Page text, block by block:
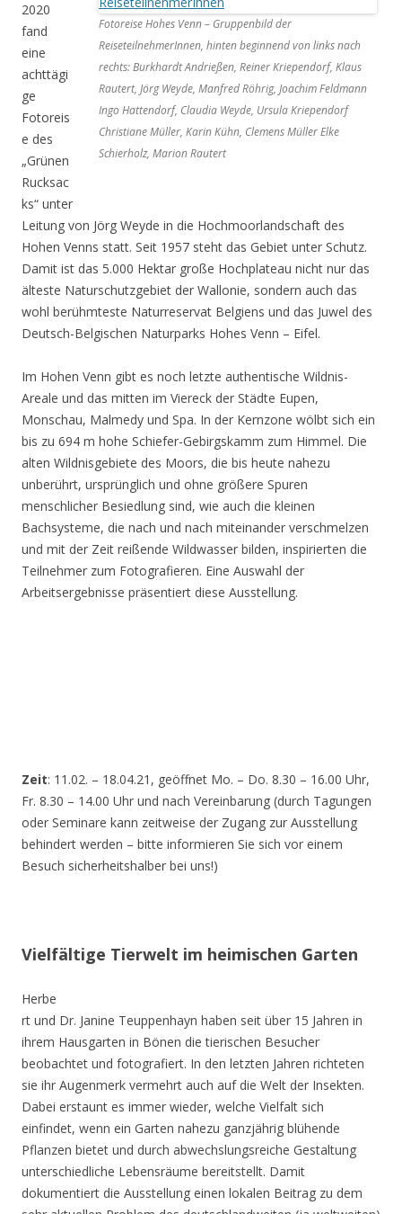
Fotoreise Hohes Venn – Gruppenbild der
ReiseteilnehmerInnen, hinten beginnend von links nach
rechts: Burkhardt Andrießen, Reiner Kriependorf, Klaus
Rautert, Jörg Weyde, Manfred Röhrig, Joachim Feldmann
Ingo Hattendorf, Claudia Weyde, Ursula Kriependorf
Christiane Müller, Karin Kühn, Clemens Müller Elke
Schierholz, Marion Rautert
2020
fand
eine
achttägi
ge
Fotoreis
e des
„Grünen
Rucksac
ks“ unter
Leitung von Jörg Weyde in die Hochmoorlandschaft des
Hohen Venns statt. Seit 1957 steht das Gebiet unter Schutz.
Damit ist das 5.000 Hektar große Hochplateau nicht nur das
älteste Naturschutzgebiet der Wallonie, sondern auch das
wohl berühmteste Naturreservat Belgiens und das Juwel des
Deutsch-Belgischen Naturparks Hohes Venn – Eifel.
Im Hohen Venn gibt es noch letzte authentische Wildnis-
Areale und das mitten im Viereck der Städte Eupen,
Monschau, Malmedy und Spa. In der Kernzone wölbt sich ein
bis zu 694 m hohe Schiefer-Gebirgskamm zum Himmel. Die
alten Wildnisgebiete des Moors, die bis heute nahezu
unberührt, ursprünglich und ohne größere Spuren
menschlicher Besiedlung sind, wie auch die kleinen
Bachsysteme, die nach und nach miteinander verschmelzen
und mit der Zeit reißende Wildwasser bilden, inspirierten die
Teilnehmer zum Fotografieren. Eine Auswahl der
Arbeitsergebnisse präsentiert diese Ausstellung.
Zeit: 11.02. – 18.04.21, geöffnet Mo. – Do. 8.30 – 16.00 Uhr,
Fr. 8.30 – 14.00 Uhr und nach Vereinbarung (durch Tagungen
oder Seminare kann zeitweise der Zugang zur Ausstellung
behindert werden – bitte informieren Sie sich vor einem
Besuch sicherheitshalber bei uns!)
Vielfältige Tierwelt im heimischen Garten
Herbe
rt und Dr. Janine Teuppenhayn haben seit über 15 Jahren in
ihrem Hausgarten in Bönen die tierischen Besucher
beobachtet und fotografiert. In den letzten Jahren richteten
sie ihr Augenmerk vermehrt auch auf die Welt der Insekten.
Dabei erstaunt es immer wieder, welche Vielfalt sich
einfindet, wenn ein Garten nahezu ganzjährig blühende
Pflanzen bietet und durch abwechslungsreiche Gestaltung
unterschiedliche Lebensräume bereitstellt. Damit
dokumentiert die Ausstellung einen lokalen Beitrag zu dem